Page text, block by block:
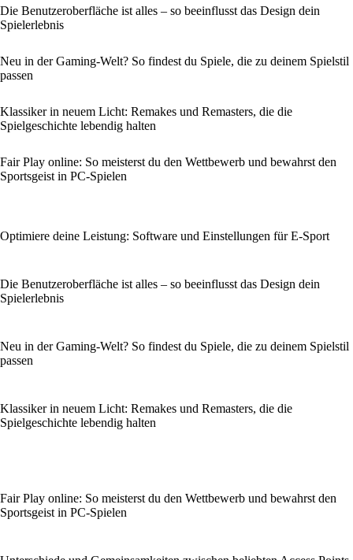
Die Benutzeroberfläche ist alles – so beeinflusst das Design dein
Spielerlebnis
Neu in der Gaming-Welt? So findest du Spiele, die zu deinem Spielstil
passen
Klassiker in neuem Licht: Remakes und Remasters, die die
Spielgeschichte lebendig halten
Fair Play online: So meisterst du den Wettbewerb und bewahrst den
Sportsgeist in PC-Spielen
Optimiere deine Leistung: Software und Einstellungen für E-Sport
Die Benutzeroberfläche ist alles – so beeinflusst das Design dein
Spielerlebnis
Neu in der Gaming-Welt? So findest du Spiele, die zu deinem Spielstil
passen
Klassiker in neuem Licht: Remakes und Remasters, die die
Spielgeschichte lebendig halten
Fair Play online: So meisterst du den Wettbewerb und bewahrst den
Sportsgeist in PC-Spielen